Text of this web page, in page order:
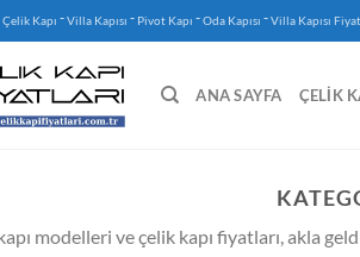
Çelik Kapı -Villa Kapısı - Pivot Kapı -Oda Kapısı -Villa Kapısı
ANA SAYFA ÇELIK
modelleri ve çelik kapı fiyatları, akla